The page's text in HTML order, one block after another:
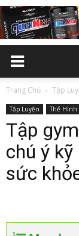
Trang Chủ Tập
Tập Luyện Thể Hình
Tập
chú ý
sức